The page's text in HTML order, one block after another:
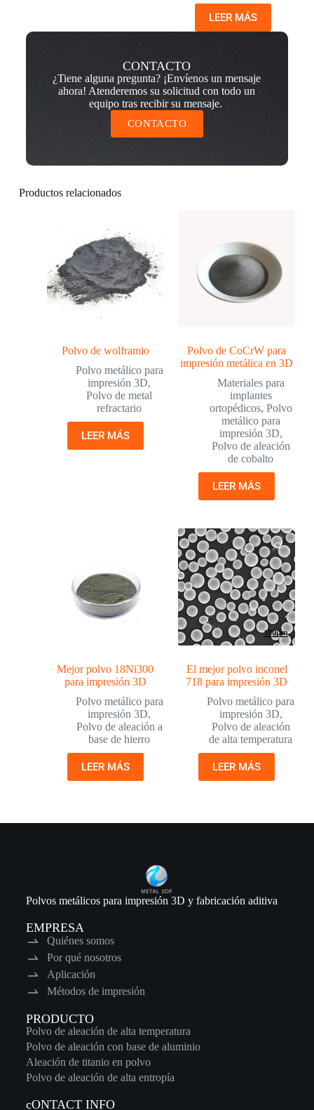
LEER MÁS
CONTACTO
¿Tiene alguna pregunta? ¡Envíenos un mensaje
ahora! Atenderemos su solicitud con todo un
equipo tras recibir su mensaje.
CONTACTO
Productos relacionados
Polvo de wolframio
Polvo metálico para
impresión 3D,
Polvo de metal
refractario
LEER MÁS
Polvo de CoCrW para
impresión metálica en 3D
Materiales para
implantes
ortopédicos, Polvo
metálico para
impresión 3D,
Polvo de aleación
de cobalto
LEER MÁS
Mejor polvo 18Ni300
para impresión 3D
Polvo metálico para
impresión 3D,
Polvo de aleación a
base de hierro
LEER MÁS
El mejor polvo inconel
718 para impresión 3D
Polvo metálico para
impresión 3D,
Polvo de aleación
de alta temperatura
LEER MÁS
Polvos metálicos para impresión 3D y fabricación aditiva
EMPRESA
Quiénes somos
Por qué nosotros
Aplicación
Métodos de impresión
PRODUCTO
Polvo de aleación de alta temperatura
Polvo de aleación con base de aluminio
Aleación de titanio en polvo
Polvo de aleación de alta entropía
cONTACT INFO